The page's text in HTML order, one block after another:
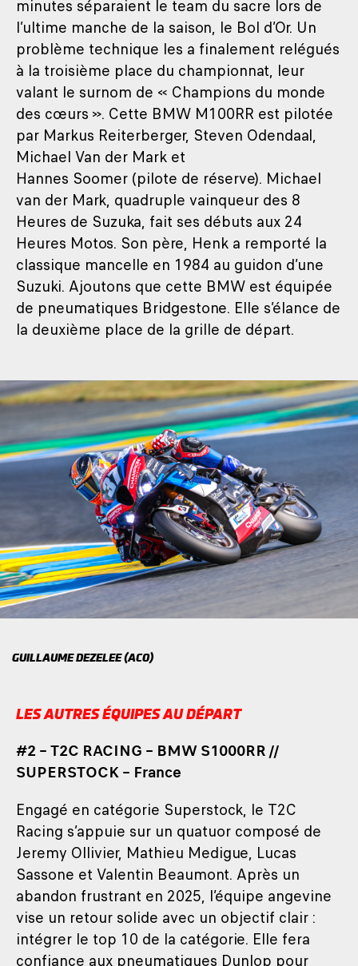
minutes séparaient le team du sacre lors de
l’ultime manche de la saison, le Bol d’Or. Un
problème technique les a finalement relégués
à la troisième place du championnat, leur
valant le surnom de « Champions du monde
des cœurs ». Cette BMW M100RR est pilotée
par Markus Reiterberger, Steven Odendaal,
Michael Van der Mark et
Hannes Soomer (pilote de réserve). Michael
van der Mark, quadruple vainqueur des 8
Heures de Suzuka, fait ses débuts aux 24
Heures Motos. Son père, Henk a remporté la
classique mancelle en 1984 au guidon d’une
Suzuki. Ajoutons que cette BMW est équipée
de pneumatiques Bridgestone. Elle s’élance de
la deuxième place de la grille de départ.
GUILLAUME DEZELEE (ACO)
LES AUTRES ÉQUIPES AU DÉPART
#2 – T2C RACING – BMW S1000RR //
SUPERSTOCK – France
Engagé en catégorie Superstock, le T2C
Racing s’appuie sur un quatuor composé de
Jeremy Ollivier, Mathieu Medigue, Lucas
Sassone et Valentin Beaumont. Après un
abandon frustrant en 2025, l’équipe angevine
vise un retour solide avec un objectif clair :
intégrer le top 10 de la catégorie. Elle fera
confiance aux pneumatiques Dunlop pour